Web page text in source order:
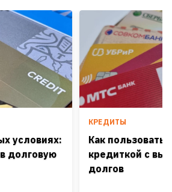
условиях:
долговую
КРЕДИТЫ
Как
кредиткой с
долгов